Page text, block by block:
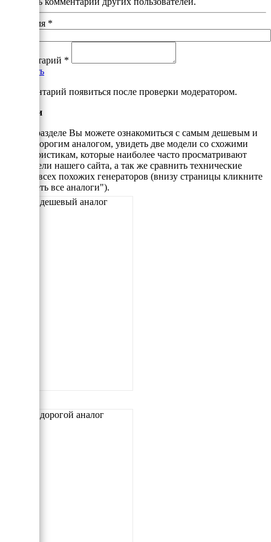
Ваше имя *
Комментарий *
Добавить
*Комментарий появиться после проверки модератором.
Аналоги
В этом разделе Вы можете ознакомиться с самым дешевым и
самым дорогим аналогом, увидеть две модели со схожими
характеристикам, которые наиболее часто просматривают
посетители нашего сайта, а так же сравнить технические
данные всех похожих генераторов (внизу страницы кликните
"Смотреть все аналоги").
Самый дешевый аналог
Самый дорогой аналог